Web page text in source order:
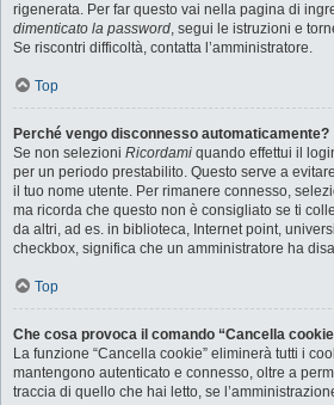
rigenerata. Per far questo vai nella pagina di
dimenticato la password, segui le istruzioni e
Se riscontri difficoltà, contatta l’amministratore.
Top
Perché vengo disconnesso automaticamente?
Se non selezioni Ricordami quando effettui il
per un periodo prestabilito. Questo serve a
il tuo nome utente. Per rimanere connesso,
ma ricorda che questo non è consigliato se ti
da altri, ad es. in biblioteca, Internet point,
checkbox, significa che un amministratore ha
Top
Che cosa provoca il comando “Cancella
La funzione “Cancella cookie” eliminerà tutti i
mantengono autenticato e connesso, oltre a
traccia di quello che hai letto, se